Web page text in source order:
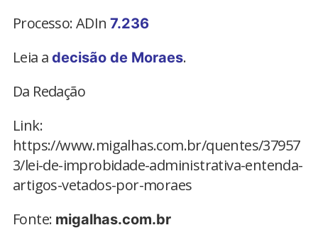
Processo: ADIn 7.236
Leia a decisão de Moraes.
Da Redação
Link:
https://www.migalhas.com.br/quentes/37957
3/lei-de-improbidade-administrativa-entenda-
artigos-vetados-por-moraes
Fonte: migalhas.com.br